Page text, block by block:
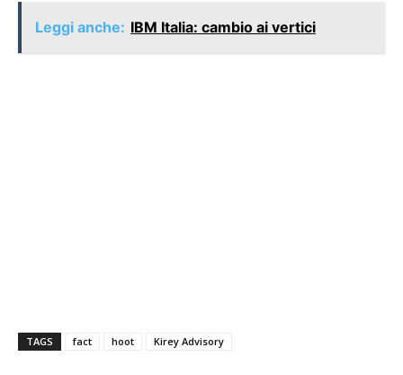
Leggi anche: IBM Italia: cambio ai vertici
TAGS fact hoot Kirey Advisory